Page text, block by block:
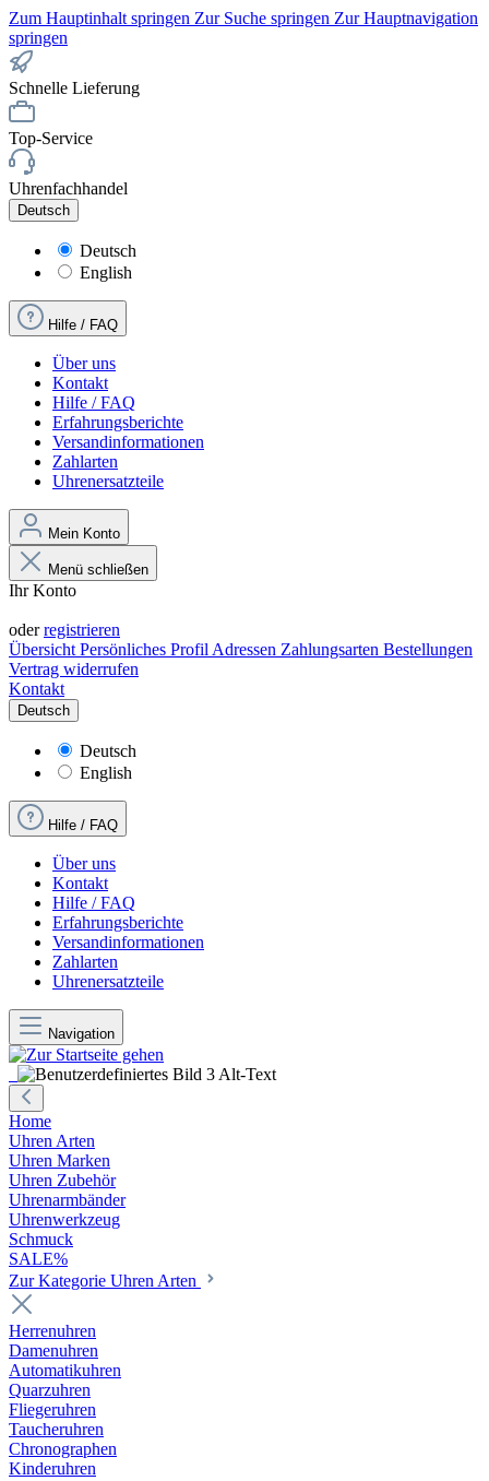
Zum Hauptinhalt springen Zur Suche springen Zur Hauptnavigation
springen
Schnelle Lieferung
Top-Service
Uhrenfachhandel
Deutsch
Deutsch
English
Hilfe / FAQ
Über uns
Kontakt
Hilfe / FAQ
Erfahrungsberichte
Versandinformationen
Zahlarten
Uhrenersatzteile
Mein Konto
Menü schließen
Ihr Konto
oderregistrieren
Übersicht Persönliches Profil Adressen Zahlungsarten Bestellungen
Vertrag widerrufen
Kontakt
Deutsch
Deutsch
English
Hilfe / FAQ
Über uns
Kontakt
Hilfe / FAQ
Erfahrungsberichte
Versandinformationen
Zahlarten
Uhrenersatzteile
Navigation
Home
Uhren Arten
Uhren Marken
Uhren Zubehör
Uhrenarmbänder
Uhrenwerkzeug
Schmuck
SALE%
Zur Kategorie Uhren Arten
Herrenuhren
Damenuhren
Automatikuhren
Quarzuhren
Fliegeruhren
Taucheruhren
Chronographen
Kinderuhren